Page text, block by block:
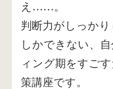
え……。
判断力がしっか
しかできない、
ィング期をすご
策講座です。